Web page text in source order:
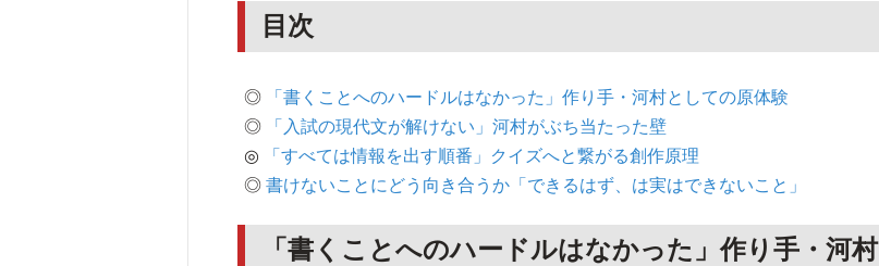
目次
◎
「書くことへのハードルはなかった」作り手・河村としての原体験
◎
「入試の現代文が解けない」河村がぶち当たった壁
◎
「すべては情報を出す順番」クイズへと繋がる創作原理
◎書けないことにどう向き合うか「できるはず、は実はできないこと」
「書くことへのハードルはなかった」作り手・河村